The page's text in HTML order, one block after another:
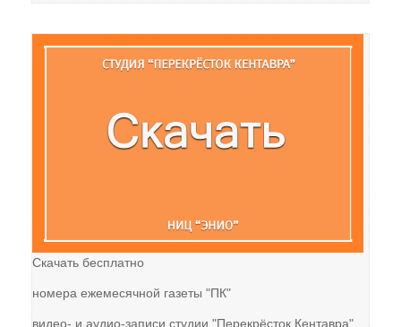
Скачать бесплатно
номера ежемесячной газеты "ПК"
видео- и аудио-записи студии "Перекрёсток Кентавра"